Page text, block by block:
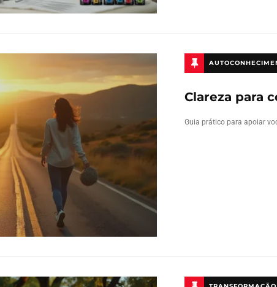
Clareza para
Guia prático para apoiar